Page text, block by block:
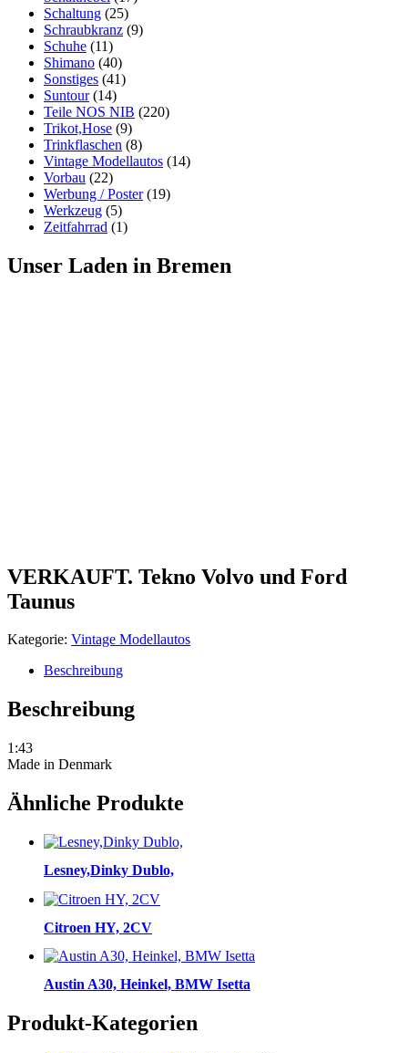
Schaltung (25)
Schraubkranz (9)
Schuhe (11)
Shimano (40)
Sonstiges (41)
Suntour (14)
Teile NOS NIB (220)
Trikot,Hose (9)
Trinkflaschen (8)
Vintage Modellautos (14)
Vorbau (22)
Werbung / Poster (19)
Werkzeug (5)
Zeitfahrrad (1)
Unser Laden in Bremen
VERKAUFT. Tekno Volvo und Ford
Taunus
Kategorie: Vintage Modellautos
Beschreibung
Beschreibung
1:43
Made in Denmark
Ähnliche Produkte
Lesney,Dinky Dublo,
Citroen HY, 2CV
Austin A30, Heinkel, BMW Isetta
Produkt-Kategorien